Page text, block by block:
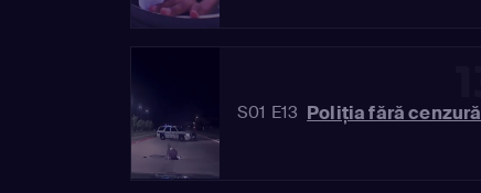
S01 E13 Poliția fără cenzură